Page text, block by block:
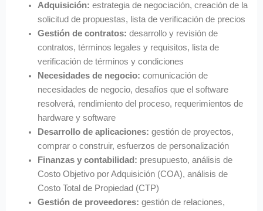
Adquisición: estrategia de negociación, creación de la
solicitud de propuestas, lista de verificación de precios
Gestión de contratos: desarrollo y revisión de
contratos, términos legales y requisitos, lista de
verificación de términos y condiciones
Necesidades de negocio: comunicación de
necesidades de negocio, desafíos que el software
resolverá, rendimiento del proceso, requerimientos de
hardware y software
Desarrollo de aplicaciones: gestión de proyectos,
comprar o construir, esfuerzos de personalización
Finanzas y contabilidad: presupuesto, análisis de
Costo Objetivo por Adquisición (COA), análisis de
Costo Total de Propiedad (CTP)
Gestión de proveedores: gestión de relaciones,